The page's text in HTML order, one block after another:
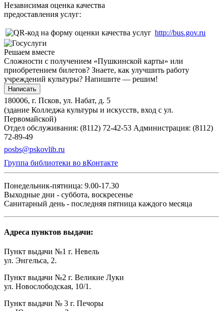
Независимая оценка качества
предоставления услуг:
http://bus.gov.ru
Решаем вместе
Сложности с получением «Пушкинской карты» или
приобретением билетов? Знаете, как улучшить работу
учреждений культуры? Напишите — решим!
Написать
180006, г. Псков, ул. Набат, д. 5
(здание Колледжа культуры и искусств, вход с ул.
Первомайской)
Отдел обслуживания: (8112) 72-42-53 Администрация: (8112)
72-89-49
posbs@pskovlib.ru
Группа библиотеки во вКонтакте
Понедельник-пятница: 9.00-17.30
Выходные дни - суббота, воскресенье
Санитарный день - последняя пятница каждого месяца
Адреса пунктов выдачи:
Пункт выдачи №1 г. Невель
ул. Энгельса, 2.
Пункт выдачи №2 г. Великие Луки
ул. Новослободская, 10/1.
Пункт выдачи № 3 г. Печоры